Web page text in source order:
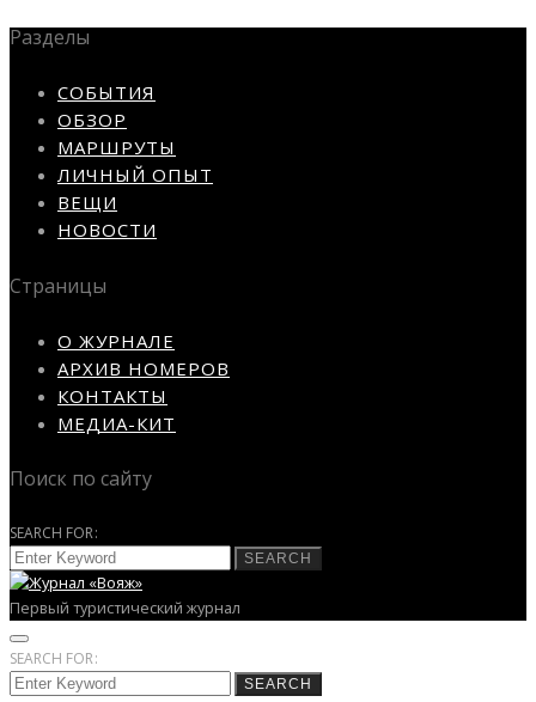
Разделы
СОБЫТИЯ
ОБЗОР
МАРШРУТЫ
ЛИЧНЫЙ ОПЫТ
ВЕЩИ
НОВОСТИ
Страницы
О ЖУРНАЛЕ
АРХИВ НОМЕРОВ
КОНТАКТЫ
МЕДИА-КИТ
Поиск по сайту
SEARCH FOR:
SEARCH
Первый туристический журнал
SEARCH FOR:
SEARCH